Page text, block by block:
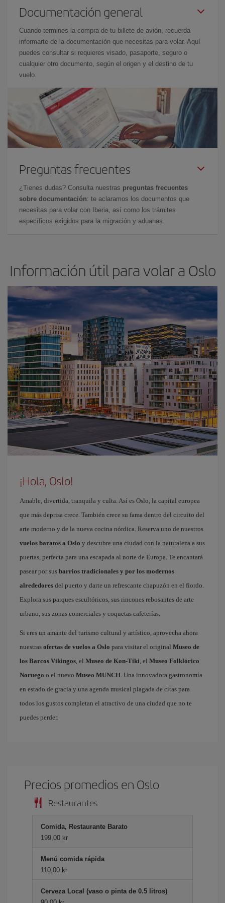
Documentación general
Cuando termines la compra de tu billete de avión, recuerda
informarte de la documentación que necesitas para volar. Aquí
puedes consultar si requieres visado, pasaporte, seguro o
cualquier otro documento, según el origen y el destino de tu
vuelo.
Preguntas frecuentes
¿Tienes dudas? Consulta nuestras preguntas frecuentes
sobre documentación: te aclaramos los documentos que
necesitas para volar con Iberia, así como los trámites
específicos exigidos para la migración y aduanas.
Información útil para volar a Oslo
¡Hola, Oslo!
Amable, divertida, tranquila y culta. Así es Oslo, la capital europea
que más deprisa crece. También crece su fama dentro del circuito del
arte moderno y de la nueva cocina nórdica. Reserva uno de nuestros
vuelos baratos a Oslo y descubre una ciudad con la naturaleza a sus
puertas, perfecta para una escapada al norte de Europa. Te encantará
pasear por sus barrios tradicionales y por los modernos
alrededores del puerto y darte un refrescante chapuzón en el fiordo.
Explora sus parques escultóricos, sus rincones rebosantes de arte
urbano, sus zonas comerciales y coquetas cafeterías.
Si eres un amante del turismo cultural y artístico, aprovecha ahora
nuestras ofertas de vuelos a Oslo para visitar el original Museo de
los Barcos Vikingos, el Museo de Kon-Tiki, el Museo Folklórico
Noruego o el nuevo Museo MUNCH. Una innovadora gastronomía
en estado de gracia y una agenda musical plagada de citas para
todos los gustos completan el atractivo de una ciudad que no te
puedes perder.
Precios promedios en Oslo
Restaurantes
Comida, Restaurante Barato
199,00 kr
Menú comida rápida
110,00 kr
Cerveza Local (vaso o pinta de 0.5 litros)